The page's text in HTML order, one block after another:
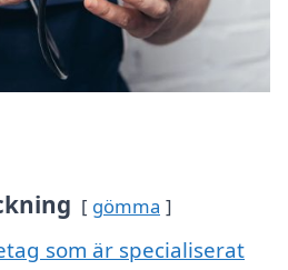
gömma
som är specialiserat